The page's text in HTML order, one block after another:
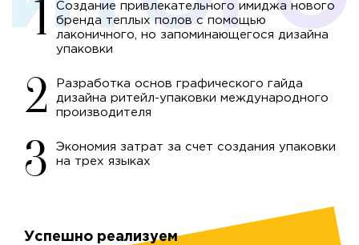
Создание привлекательного имиджа нового
бренда теплых полов с помощью
лаконичного, но запоминающегося дизайна
упаковки
Разработка основ графического гайда
дизайна ритейл-упаковки международного
производителя
Экономия затрат за счет создания упаковки
на трех языках
Успешно реализуем